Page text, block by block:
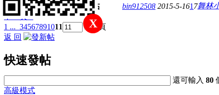
已匯款~
bin912508 2015-5-161 7舞林
下一頁 »
1 ... 34567891011
/ 11 頁
返 回
快速發帖
還可輸入80
高級模式
X